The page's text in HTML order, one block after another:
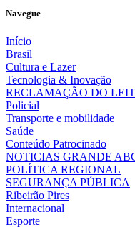
Navegue
Início
Brasil
Cultura e Lazer
Tecnologia & Inovação
RECLAMAÇÃO DO
Policial
Transporte e mobilidade
Saúde
Conteúdo Patrocinado
NOTICIAS GRANDE
POLÍTICA REGIONAL
SEGURANÇA PÚBLICA
Ribeirão Pires
Internacional
Esporte